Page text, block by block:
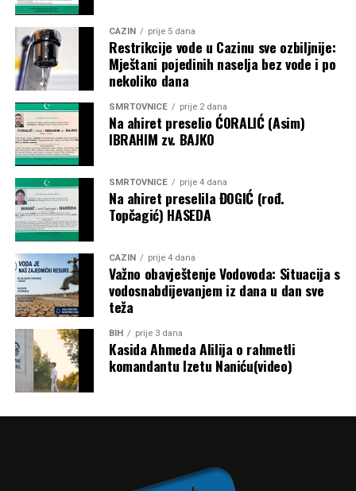
CAZIN prije 5 dana
Restrikcije vode u Cazinu sve ozbiljnije:
Mještani pojedinih naselja bez vode i po
nekoliko dana
SMRTOVNICE prije 2 dana
Na ahiret preselio ĆORALIĆ (Asim)
IBRAHIM zv. BAJKO
SMRTOVNICE prije 4 dana
Na ahiret preselila ĐOGIĆ (rođ.
Topčagić) HASEDA
CAZIN prije 4 dana
Važno obavještenje Vodovoda: Situacija s
vodosnabdijevanjem iz dana u dan sve
teža
BIH prije 3 dana
Kasida Ahmeda Alilija o rahmetli
komandantu Izetu Naniću(video)